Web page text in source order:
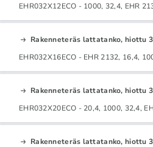
EHR032X12ECO - 1000, 32,4, EHR
Rakenneteräs lattatanko, hiottu
EHR032X16ECO - EHR 2132, 16,4,
Rakenneteräs lattatanko, hiottu
EHR032X20ECO - 20,4, 1000, 32,4,
Rakenneteräs lattatanko, hiottu